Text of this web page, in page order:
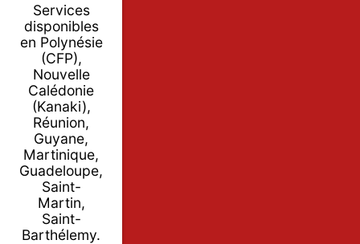
Services
disponibles
en Polynésie
(CFP),
Nouvelle
Calédonie
(Kanaki),
Réunion,
Guyane,
Martinique,
Guadeloupe,
Saint-
Martin,
Saint-
Barthélemy.